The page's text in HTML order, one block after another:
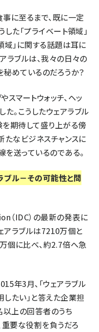
に至るまで、既に一定
た「プライベート領域」
域」に関する話題は耳に
ラブルは、我々の日々の
めているのだろうか？
スマートウォッチ、ヘッ
た。こうしたウェアラブル
期待して盛り上がる傍
たなビジネスチャンスに
送っているのである。
ブル－その可能性と問
IDC）の最新の発表に
アラブルは7210万個と
個に比べ、約2.7倍へ急
年3月、「ウェアラブル
たい」と答えた企業担
以上の回答者のうち
要な役割を負うだろ